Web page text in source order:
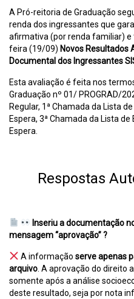
A Pró-reitoria de Graduação
renda dos ingressantes que
afirmativa (por renda familiar) e
feira (19/09) Novos Resultados
Documental dos Ingressantes
Esta avaliação é feita nos
Graduação nº 01/ PROGRAD/
Regular, 1ª Chamada da Lista
Espera, 3ª Chamada da Lista
Espera.
Respostas
Inseriu a documentação
mensagem “aprovação” ?
A informação serve apenas
arquivo . A aprovação do direito
somente após a análise
deste resultado, seja por nota